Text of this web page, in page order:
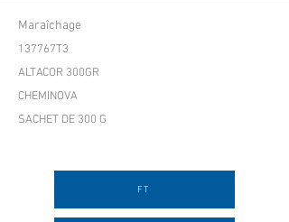
Maraîchage
137767T3
ALTACOR 300GR
CHEMINOVA
SACHET DE 300 G
FT